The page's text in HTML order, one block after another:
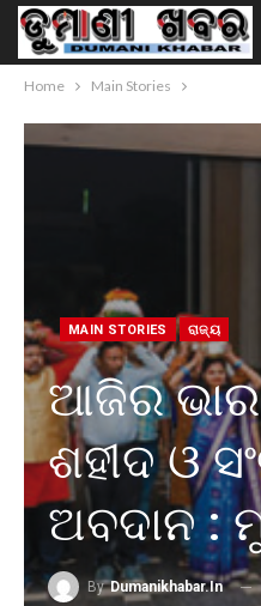
Home Main Stories
MAIN STORIES ରାଜ୍ୟ
ଆଜିର
ଶହୀଦ ଓ
ଅବଦାନ :
ByDumanikhabar.in